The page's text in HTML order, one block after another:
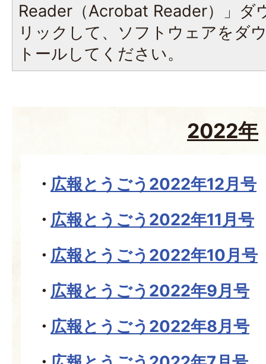
Reader（Acrobat Reader）」ダ
リックして、ソフトウェアをダ
トールしてください。
2022年
広報とうごう2022年12月号
広報とうごう2022年11月号
広報とうごう2022年10月号
広報とうごう2022年9月号
広報とうごう2022年8月号